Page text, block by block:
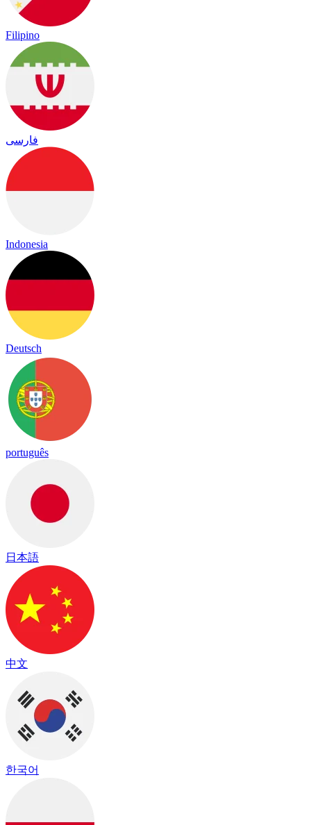
Filipino
فارسی
Indonesia
Deutsch
português
日本語
中文
한국어